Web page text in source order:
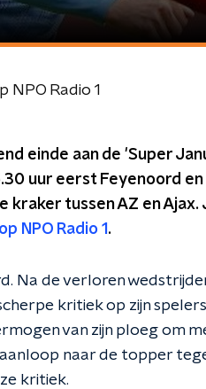
NPO Radio 1
einde aan de 'Super
uur eerst Feyenoord
tussen AZ en Ajax.
NPO Radio 1 .
Na de verloren
kritiek op zijn
van zijn ploeg om
naar de topper
kritiek.